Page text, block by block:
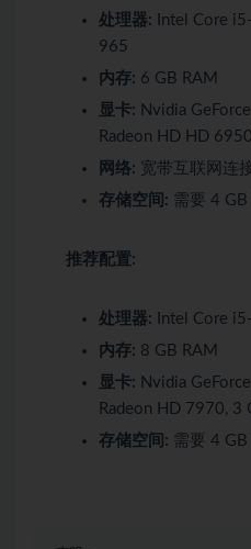
处理器: Intel Core
965
内存: 6 GB RAM
显卡: Nvidia
Radeon HD HD
网络: 宽带互联网连
存储空间: 需要 4 GB
推荐配置:
处理器: Intel Core
内存: 8 GB RAM
显卡: Nvidia
Radeon HD 7970, 3
存储空间: 需要 4 GB